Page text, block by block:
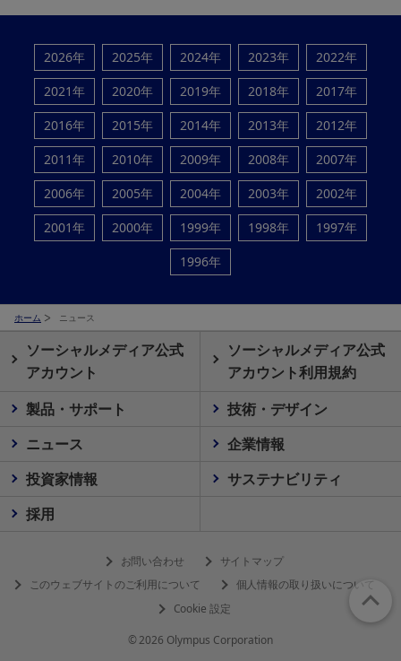
2026年 2025年 2024年 2023年
2022年
2021年
2020年 2019年 2018年
2017年
2016年
2015年 2014年 2013年
2012年
2011年
2010年 2009年 2008年
2007年
2006年
2005年 2004年 2003年
2002年
2001年
2000年 1999年 1998年
1997年
1996年
ホーム ニュース
ソーシャルメディア公式
アカウント
ソーシャルメディア公式
アカウント利用規約
製品・サポート
技術・デザイン
ニュース
企業情報
投資家情報
サステナビリティ
採用
お問い合わせ
サイトマップ
このウェブサイトのご利用について
個人情報の取り扱いについて
Cookie 設定
© 2026 Olympus Corporation